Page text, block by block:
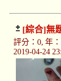
[綜合]無
評分：0, 年
2019-04-24